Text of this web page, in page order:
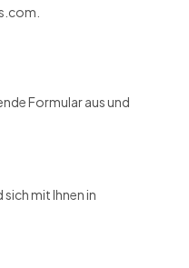
Formular aus und
mit Ihnen in